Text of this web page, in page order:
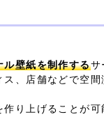
ル壁紙を制作するサ
、店舗などで空
り上げることが可